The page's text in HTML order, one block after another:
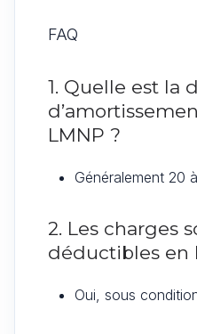
FAQ
1. Quelle est la
LMNP ?
Généralement 20
2. Les charges
déductibles en
Oui, sous